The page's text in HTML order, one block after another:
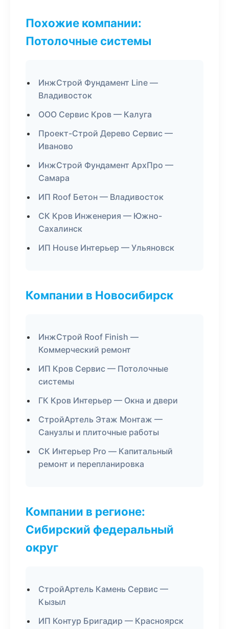
Похожие компании:
Потолочные системы
ИнжСтрой Фундамент Line —
Владивосток
ООО Сервис Кров — Калуга
Проект-Строй Дерево Сервис —
Иваново
ИнжСтрой Фундамент АрхПро —
Самара
ИП Roof Бетон — Владивосток
СК Кров Инженерия — Южно-
Сахалинск
ИП House Интерьер — Ульяновск
Компании в Новосибирск
ИнжСтрой Roof Finish —
Коммерческий ремонт
ИП Кров Сервис — Потолочные
системы
ГК Кров Интерьер — Окна и двери
СтройАртель Этаж Монтаж —
Санузлы и плиточные работы
СК Интерьер Pro — Капитальный
ремонт и перепланировка
Компании в регионе:
Сибирский федеральный
округ
СтройАртель Камень Сервис —
Кызыл
ИП Контур Бригадир — Красноярск